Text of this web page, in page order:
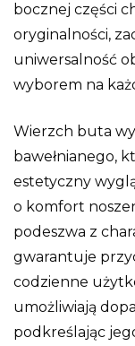
bocznej części
oryginalności,
uniwersalność
wyborem na
Wierzch buta
bawełnianego,
estetyczny
o komfort
podeszwa z
gwarantuje
codzienne
umożliwiają
podkreślając